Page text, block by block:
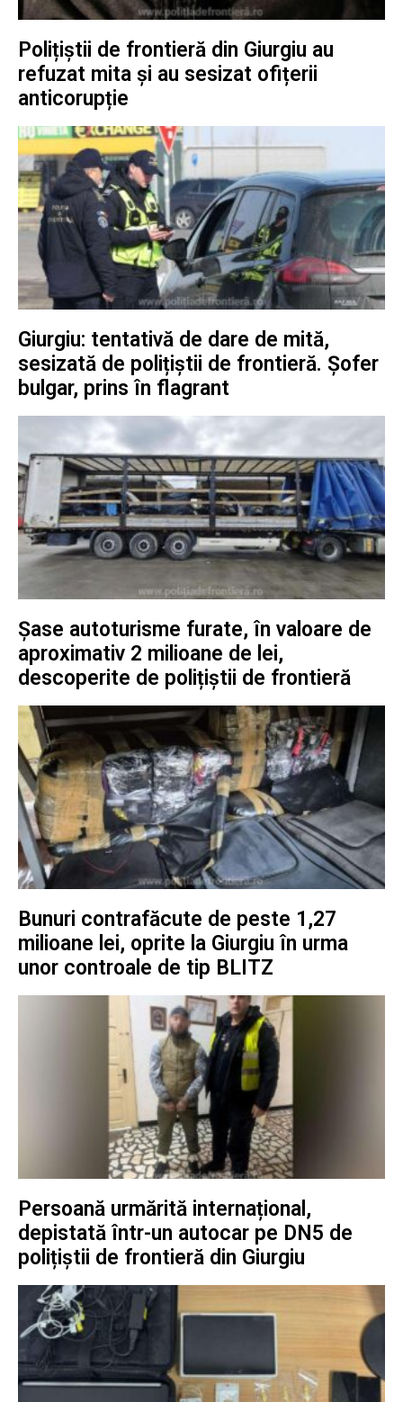
Polițiștii de frontieră din Giurgiu au
refuzat mita și au sesizat ofițerii
anticorupție
Giurgiu: tentativă de dare de mită,
sesizată de polițiștii de frontieră. Șofer
bulgar, prins în flagrant
Șase autoturisme furate, în valoare de
aproximativ 2 milioane de lei,
descoperite de polițiștii de frontieră
Bunuri contrafăcute de peste 1,27
milioane lei, oprite la Giurgiu în urma
unor controale de tip BLITZ
Persoană urmărită internațional,
depistată într-un autocar pe DN5 de
polițiștii de frontieră din Giurgiu